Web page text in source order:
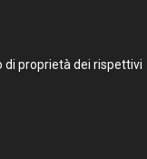
di proprietà dei rispettivi